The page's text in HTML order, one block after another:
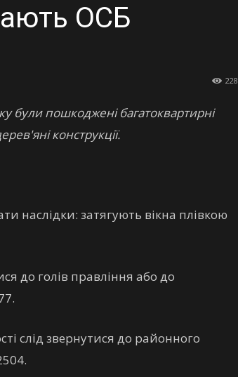
ОСБ
228
були пошкоджені багатоквартирні
конструкції.
наслідки: затягують вікна плівкою
до голів правління або до
слід звернутися до районного